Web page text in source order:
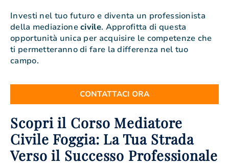
Investi nel tuo futuro e diventa un professionista
della mediazionecivile. Approfitta di questa
opportunità unica per acquisire le competenze che
ti permetteranno di fare la differenza nel tuo
campo.
CONTATTACI ORA
Scopri il Corso Mediatore
Civile Foggia: La Tua Strada
Verso il Successo Professionale